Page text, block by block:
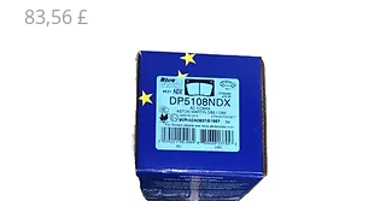
Preis
83,56 £